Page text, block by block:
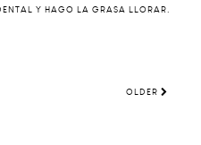
Y HAGO LA GRASA LLORAR.
OLDER